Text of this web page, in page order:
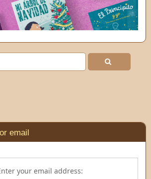
email
your email address: